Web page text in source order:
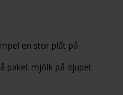
en stor plåt på
paket mjölk på djupet